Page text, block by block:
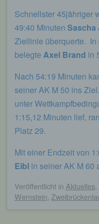
Schnellster 45jähriger
49:40 Minuten Sascha
Ziellinie überquerte. In
belegte Axel Brand in
Nach 54:19 Minuten
seiner AK M 50 ins Ziel.
unter
1:15,12 Minuten lief,
Platz 29.
Mit einer Endzeit von
Eibl in seiner AK M 60
Veröffentlicht in Aktuelles
Wernstein
Daten über die
Ferner berichtigt
Verarbeitung
Daten auf Wunsch
Person, soweit dem
Gesamtheit der
Verantwortlichen
diesem
Verfügung.
Kontaktmöglichkeit
Vorschriften
elektronische
Kommunikation mit
ebenfalls eine
sogenannten